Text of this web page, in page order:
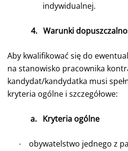
indywidualnej.
4. Warunki
Aby kwalifikować się do
na stanowisko pracownika
kandydat/kandydatka musi
kryteria ogólne i szczegółowe:
a. Kryteria ogólne
·
obywatelstwo jednego z